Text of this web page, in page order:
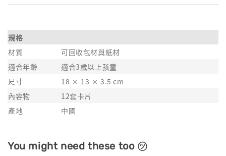
規格
材質
可回收包材與紙材
適合年齡
適合3歲以上孩童
尺寸
18 × 13 × 3.5 cm
內容物
12套卡片
產地
中國
You might need these too ㋡